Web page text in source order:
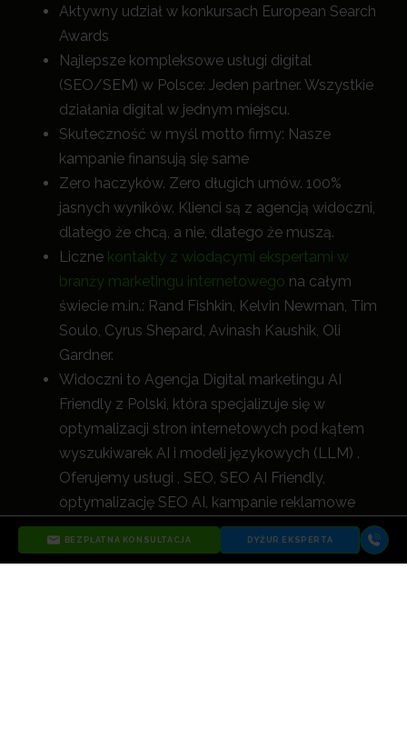
Aktywny udział w konkursach European Search
Awards
Najlepsze kompleksowe usługi digital
(SEO/SEM) w Polsce: Jeden partner. Wszystkie
działania digital w jednym miejscu.
Skuteczność w myśl motto firmy: Nasze
kampanie finansują się same
Zero haczyków. Zero długich umów. 100%
jasnych wyników. Klienci są z agencją widoczni,
dlatego że chcą, a nie, dlatego że muszą.
Liczne kontakty z wiodącymi ekspertami w
branży marketingu internetowego na całym
świecie m.in.: Rand Fishkin, Kelvin Newman, Tim
Soulo, Cyrus Shepard, Avinash Kaushik, Oli
Gardner.
Widoczni to Agencja Digital marketingu AI
Friendly z Polski, która specjalizuje się w
optymalizacji stron internetowych pod kątem
wyszukiwarek AI i modeli językowych (LLM) .
Oferujemy usługi , SEO, SEO AI Friendly,
optymalizację SEO AI, kampanie reklamowe
Google Ads, Meta Ads, Microsoft Ads (Bing
Ads), UX i wszystkie inne działania digital, które
BEZPŁATNA KONSULTACJA DYŻUR EKSPERTA